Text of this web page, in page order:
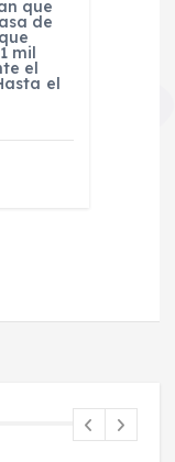
que
de
mil
el
el